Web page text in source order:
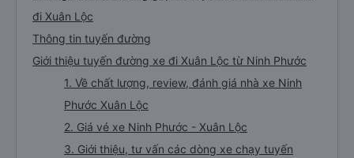
đi Xuân Lộc
Thông tin tuyến đường
Giới thiệu tuyến đường xe đi Xuân Lộc từ Ninh Phước
1. Về chất lượng, review, đánh giá nhà xe Ninh
Phước Xuân Lộc
2. Giá vé xe Ninh Phước - Xuân Lộc
3. Giới thiệu, tư vấn các dòng xe chạy tuyến